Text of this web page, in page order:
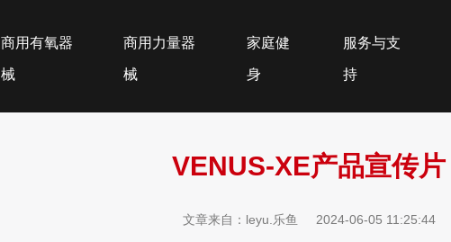
商用有氧器
械
商用力量器
械
家庭健
身
服务与支
持
VENUS-XE产品宣传片
文章来自：leyu.乐鱼 2024-06-05 11:25:44